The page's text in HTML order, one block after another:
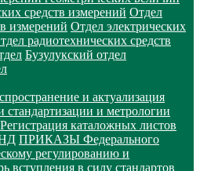
средств измерений Отдел
измерений Отдел электрических
радиотехнических средств
Бузулукский отдел
и актуализация
стандартизации и метрологии
Регистрация каталожных листов
ПРИКАЗЫ Федерального
регулированию и
вступления в силу стандартов